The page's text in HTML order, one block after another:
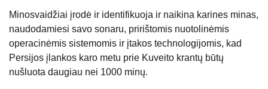
Minosvaidžiai įrodė ir identifikuoja ir naikina karines minas,
naudodamiesi savo sonaru, pririštomis nuotolinėmis
operacinėmis sistemomis ir įtakos technologijomis, kad
Persijos įlankos karo metu prie Kuveito krantų būtų
nušluota daugiau nei 1000 minų.